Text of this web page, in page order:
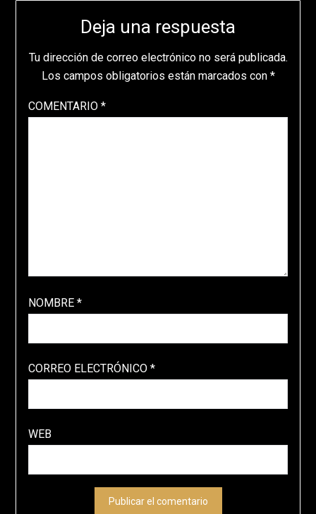
Deja una respuesta
Tu dirección de correo electrónico no será publicada.
Los campos obligatorios están marcados con *
COMENTARIO *
NOMBRE *
CORREO ELECTRÓNICO *
WEB